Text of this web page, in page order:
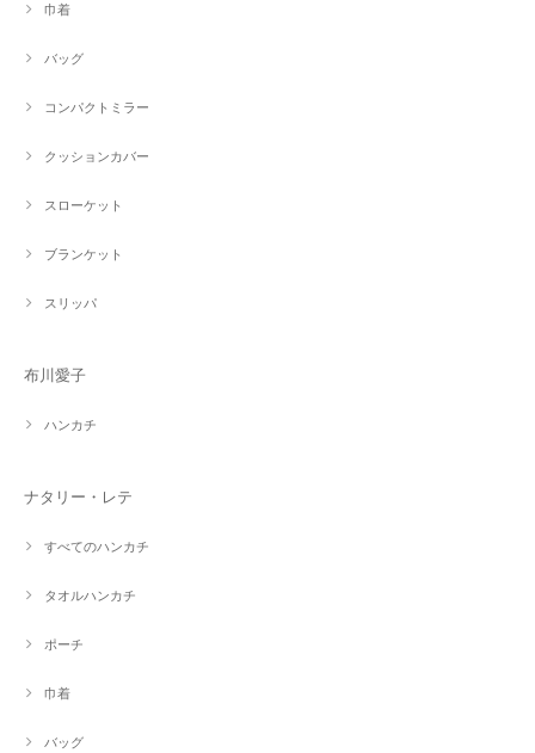
巾着
バッグ
コンパクトミラー
クッションカバー
スローケット
ブランケット
スリッパ
布川愛子
ハンカチ
ナタリー・レテ
すべてのハンカチ
タオルハンカチ
ポーチ
巾着
バッグ